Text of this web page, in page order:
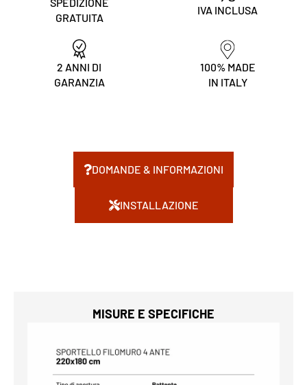
GRATUITA
IVA INCLUSA
2 ANNI DI
GARANZIA
100% MADE
IN ITALY
DOMANDE & INFORMAZIONI
INSTALLAZIONE
MISURE E SPECIFICHE